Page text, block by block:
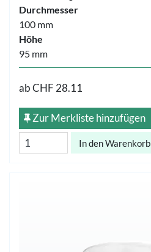
Durchmesser
100 mm
Höhe
95 mm
abCHF 28.11
Zur Merkliste hinzufügen
In den Warenkorb